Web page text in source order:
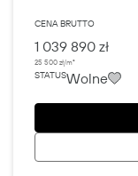
CENA BRUTTO
1 039 890 zł
25 500 zł/m²
STATUSWolne